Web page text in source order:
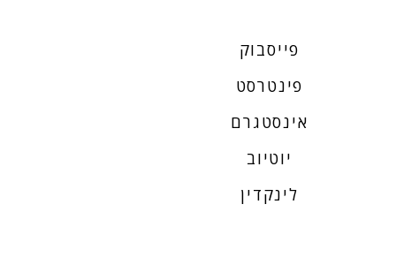
פייסבוק
פינטרסט
אינסטגרם
יוטיוב
לינקדין